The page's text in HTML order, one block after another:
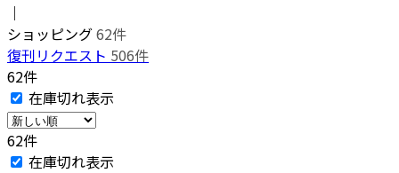
｜
ショッピング62件
復刊リクエスト 506件
62件
在庫切れ表示
62件
在庫切れ表示